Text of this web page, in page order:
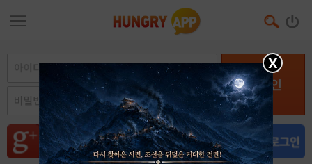
로그인
X